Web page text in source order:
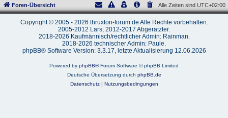
Foren-Übersicht Alle Zeiten sind UTC+02:00
Copyright © 2005 - 2026 thruxton-forum.de Alle Rechte vorbehalten.
2005-2012 Lars; 2012-2017 Abgeratzter.
2018-2026 Kaufmännisch/rechtlicher Admin: Rainman.
2018-2026 technischer Admin: Paule.
phpBB® Software Version: 3.3.17, letzte Aktualisierung 12.06.2026
Powered by phpBB® Forum Software © phpBB Limited
Deutsche Übersetzung durch phpBB.de
Datenschutz| Nutzungsbedingungen